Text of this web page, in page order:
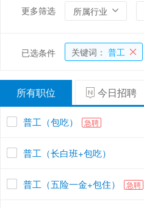
更多筛选 所属行业
已选条件 关键词： 普工
所有职位 今日招聘
普工（包吃） 急聘
普工（长白班+包吃）
普工（五险一金+包住） 急聘